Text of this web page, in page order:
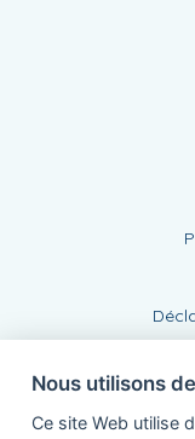
Nous utilisons
Ce site Web utilise